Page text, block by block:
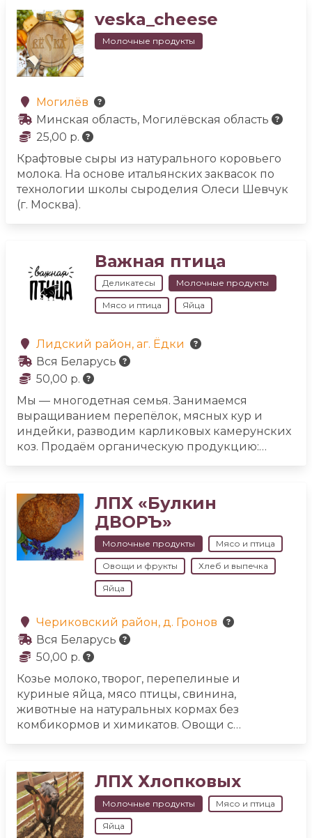
заказ и привозим в Солигорск. Также наши
сыры можно попробовать в агроусадьбе
«Сасновы гай» по предзаказу. Возможна
доставка в Минск.
veska_cheese
Молочные продукты
Могилёв
Минская область, Могилёвская область
25,00 р.
Крафтовые сыры из натурального коровьего
молока. На основе итальянских заквасок по
технологии школы сыроделия Олеси Шевчук
(г. Москва).
Важная птица
Деликатесы Молочные продукты
Мясо и птица Яйца
Лидский район, аг. Ёдки
Вся Беларусь
50,00 р.
Мы — многодетная семья. Занимаемся
выращиванием перепёлок, мясных кур и
индейки, разводим карликовых камерунских
коз. Продаём органическую продукцию:
переработки: маринованное яйцо, копчёное,
маринованные тушки перепелов.
ЛПХ «Булкин
ДВОРЪ»
Молочные продукты Мясо и птица
Овощи и фрукты Хлеб и выпечка
Яйца
Чериковский район, д. Гронов
Вся Беларусь
50,00 р.
Козье молоко, творог, перепелиные и
куриные яйца, мясо птицы, свинина,
животные на натуральных кормах без
комбикормов и химикатов. Овощи с
высшего сорта на закваске или дрожжах.
ЛПХ Хлопковых
Молочные продукты Мясо и птица
Яйца